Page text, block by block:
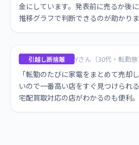
金にしています。発表前に売るか後
推移グラフで判断できるのが助かりま
引越し断捨離 Yさん（30代・転勤族
「転勤のたびに家電をまとめて売却
いので一番高い店をすぐ見つけられ
宅配買取対応の店がわかるのも便利。